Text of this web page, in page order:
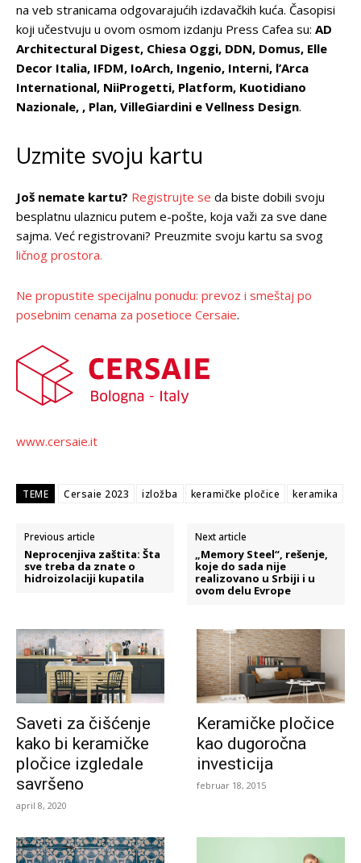
na veb stranicama odgovarajućih izdavačkih kuća. Časopisi
koji učestvuju u ovom osmom izdanju Press Cafea su: AD
Architectural Digest, Chiesa Oggi, DDN, Domus, Elle
Decor Italia, IFDM, IoArch, Ingenio, Interni, l’Arca
International, NiiProgetti, Platform, Kuotidiano
Nazionale, , Plan, VilleGiardini e Vellness Design.
Uzmite svoju kartu
Još nemate kartu? Registrujte se da biste dobili svoju
besplatnu ulaznicu putem e-pošte, koja važi za sve dane
sajma. Već registrovani? Preuzmite svoju kartu sa svog
ličnog prostora.
Ne propustite specijalnu ponudu: prevoz i smeštaj po
posebnim cenama za posetioce Cersaie.
www.cersaie.it
TEME Cersaie 2023 izložba keramičke pločice keramika
Previous article
Neprocenjiva zaštita: Šta
sve treba da znate o
hidroizolaciji kupatila
Next article
„Memory Steel“, rešenje,
koje do sada nije
realizovano u Srbiji i u
ovom delu Evrope
Saveti za čišćenje
kako bi keramičke
pločice izgledale
savršeno
april 8, 2020
Keramičke pločice
kao dugoročna
investicija
februar 18, 2015